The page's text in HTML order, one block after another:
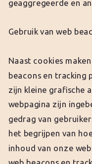
geaggregeerde en
Gebruik van web
Naast cookies
beacons en tracking
zijn kleine grafische
webpagina zijn
gedrag van
het begrijpen van
inhoud van onze